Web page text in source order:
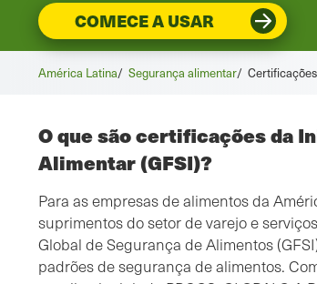
COMECE A USAR
América Latina/ Segurança alimentar/
O que são certificações da
Alimentar (GFSI)?
Para as empresas de alimentos da
suprimentos do setor de varejo e
Global de Segurança de Alimentos
padrões de segurança de alimentos.